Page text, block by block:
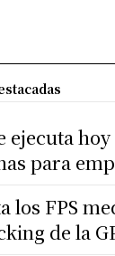
ejecuta
para
los FPS
de la